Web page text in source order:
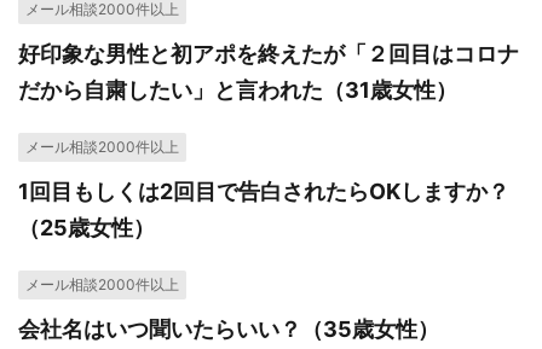
メール相談2000件以上
好印象な男性と初アポを終えたが「２回目はコロナ
だから自粛したい」と言われた（31歳女性）
メール相談2000件以上
1回目もしくは2回目で告白されたらOKしますか？
（25歳女性）
メール相談2000件以上
会社名はいつ聞いたらいい？（35歳女性）